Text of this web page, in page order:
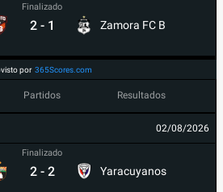
Finalizado
2 - 1 Zamora FC B
por 365Scores.com
Partidos Resultados
02/08/2026
Finalizado
2 - 2 Yaracuyanos